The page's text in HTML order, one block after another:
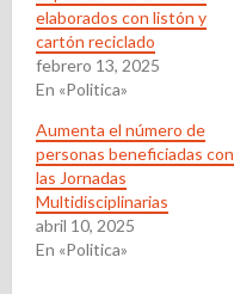
elaborados con listón y
cartón reciclado
febrero 13, 2025
En «Politica»
Aumenta el número de
personas beneficiadas con
las Jornadas
Multidisciplinarias
abril 10, 2025
En «Politica»